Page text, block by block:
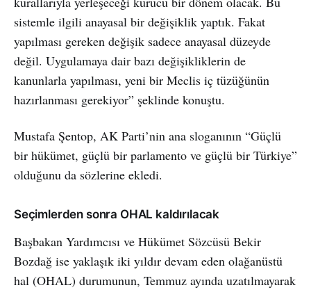
sistemle ilgili anayasal bir değişiklik yaptık. Fakat
yapılması gereken değişik sadece anayasal düzeyde
değil. Uygulamaya dair bazı değişikliklerin de
kanunlarla yapılması, yeni bir Meclis iç tüzüğünün
hazırlanması gerekiyor” şeklinde konuştu.
Mustafa Şentop, AK Parti’nin ana sloganının “Güçlü
bir hükümet, güçlü bir parlamento ve güçlü bir Türkiye”
olduğunu da sözlerine ekledi.
Seçimlerden sonra OHAL kaldırılacak
Başbakan Yardımcısı ve Hükümet Sözcüsü Bekir
Bozdağ ise yaklaşık iki yıldır devam eden olağanüstü
hal (OHAL) durumunun, Temmuz ayında uzatılmayarak